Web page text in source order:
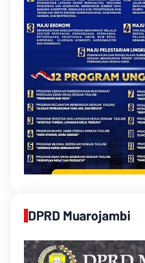
DPRD Muarojambi